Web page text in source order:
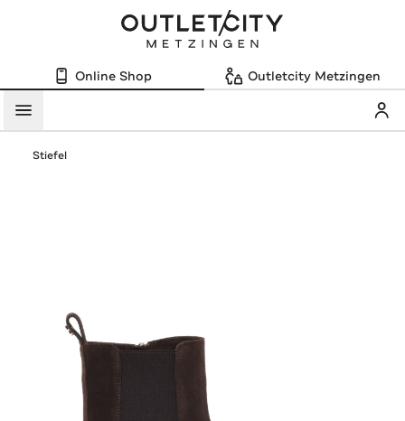
Online Shop Outletcity Metzingen
Menü
Stiefel